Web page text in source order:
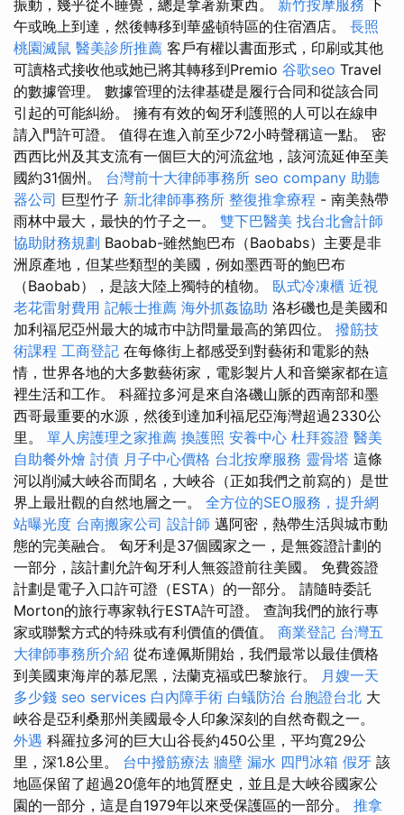
振動，幾乎從不睡覺，總是拿著新東西。 新竹按摩服務 下
午或晚上到達，然後轉移到華盛頓特區的住宿酒店。 長照
桃園滅鼠 醫美診所推薦 客戶有權以書面形式，印刷或其他
可讀格式接收他或她已將其轉移到Premio 谷歌seo Travel
的數據管理。 數據管理的法律基礎是履行合同和從該合同
引起的可能糾紛。 擁有有效的匈牙利護照的人可以在線申
請入門許可證。 值得在進入前至少72小時聲稱這一點。 密
西西比州及其支流有一個巨大的河流盆地，該河流延伸至美
國約31個州。 台灣前十大律師事務所 seo company 助聽
器公司 巨型竹子 新北律師事務所 整復推拿療程 - 南美熱帶
雨林中最大，最快的竹子之一。 雙下巴醫美 找台北會計師
協助財務規劃 Baobab-雖然鮑巴布（Baobabs）主要是非
洲原產地，但某些類型的美國，例如墨西哥的鮑巴布
（Baobab），是該大陸上獨特的植物。 臥式冷凍櫃 近視
老花雷射費用 記帳士推薦 海外抓姦協助 洛杉磯也是美國和
加利福尼亞州最大的城市中訪問量最高的第四位。 撥筋技
術課程 工商登記 在每條街上都感受到對藝術和電影的熱
情，世界各地的大多數藝術家，電影製片人和音樂家都在這
裡生活和工作。 科羅拉多河是來自洛磯山脈的西南部和墨
西哥最重要的水源，然後到達加利福尼亞海灣超過2330公
里。 單人房護理之家推薦 換護照 安養中心 杜拜簽證 醫美
自助餐外燴 討債 月子中心價格 台北按摩服務 靈骨塔 這條
河以削減大峽谷而聞名，大峽谷（正如我們之前寫的）是世
界上最壯觀的自然地層之一。 全方位的SEO服務，提升網
站曝光度 台南搬家公司 設計師 邁阿密，熱帶生活與城市動
態的完美融合。 匈牙利是37個國家之一，是無簽證計劃的
一部分，該計劃允許匈牙利人無簽證前往美國。 免費簽證
計劃是電子入口許可證（ESTA）的一部分。 請隨時委託
Morton的旅行專家執行ESTA許可證。 查詢我們的旅行專
家或聯繫方式的特殊或有利價值的價值。 商業登記 台灣五
大律師事務所介紹 從布達佩斯開始，我們最常以最佳價格
到美國東海岸的慕尼黑，法蘭克福或巴黎旅行。 月嫂一天
多少錢 seo services 白內障手術 白蟻防治 台胞證台北 大
峽谷是亞利桑那州美國最令人印象深刻的自然奇觀之一。
外遇 科羅拉多河的巨大山谷長約450公里，平均寬29公
里，深1.8公里。 台中撥筋療法 牆壁 漏水 四門冰箱 假牙 該
地區保留了超過20億年的地質歷史，並且是大峽谷國家公
園的一部分，這是自1979年以來受保護區的一部分。 推拿